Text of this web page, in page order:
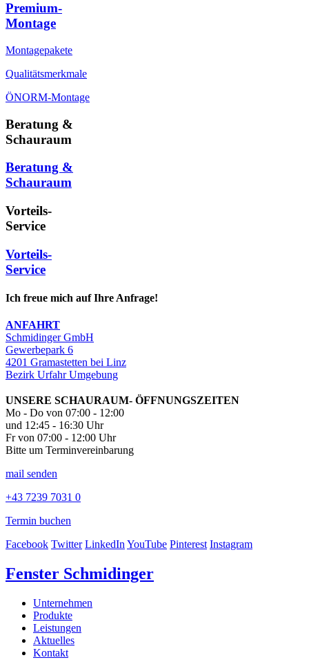
Premium-
Montage
Montagepakete
Qualitätsmerkmale
ÖNORM-Montage
Beratung &
Schauraum
Beratung &
Schauraum
Vorteils-
Service
Vorteils-
Service
Ich freue mich auf Ihre Anfrage!
ANFAHRT
Schmidinger GmbH
Gewerbepark 6
4201 Gramastetten bei Linz
Bezirk Urfahr Umgebung
UNSERE SCHAURAUM- ÖFFNUNGSZEITEN
Mo - Do von 07:00 - 12:00
und 12:45 - 16:30 Uhr
Fr von 07:00 - 12:00 Uhr
Bitte um Terminvereinbarung
mail senden
+43 7239 7031 0
Termin buchen
Facebook Twitter LinkedInYouTube Pinterest Instagram
Fenster Schmidinger
Unternehmen
Produkte
Leistungen
Aktuelles
Kontakt